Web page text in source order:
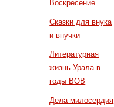
Воскресение
Сказки для внука
и внучки
Литературная
жизнь Урала в
годы ВОВ
Дела милосердия